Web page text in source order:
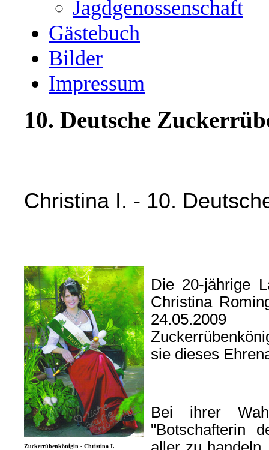
Jagdgenossenschaft
Gästebuch
Bilder
Impressum
10. Deutsche
Christina I. - 10.
Zuckerrübenkönigin - Christina I.
Die 20-jährige
Christina
sie dieses
Bei ihrer
"Botschafterin